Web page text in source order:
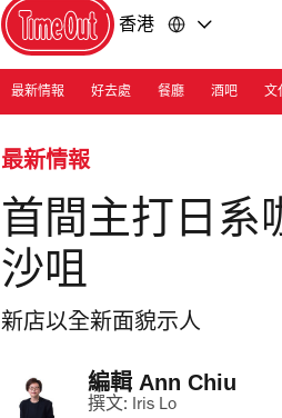
香港
最新情報 好去處 餐廳 酒吧 文
最新情報
首間主打日系
沙咀
新店以全新面貌示人
編輯 Ann Chiu
撰文: Iris Lo